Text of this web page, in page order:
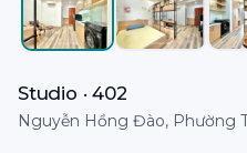
Studio · 402
Nguyễn Hồng Đào, Phường